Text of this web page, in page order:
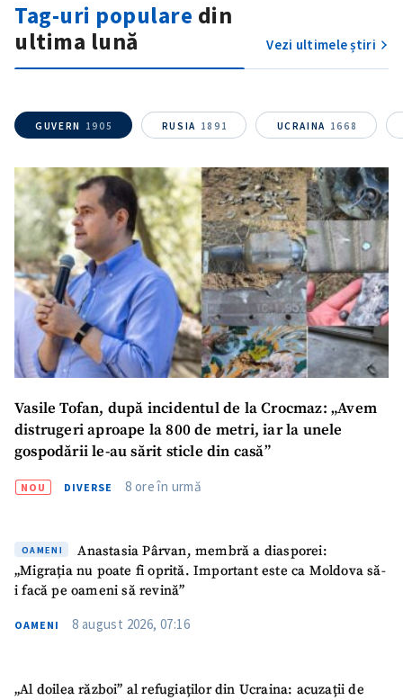
SUSȚINE
Tag-uri populare din
ultima lună
Vezi ultimele știri
GUVERN 1905 RUSIA 1891 UCRAINA 1668
Vasile Tofan, după incidentul de la Crocmaz: „Avem
distrugeri aproape la 800 de metri, iar la unele
gospodării le-au sărit sticle din casă”
NOU DIVERSE 8 ore în urmă
OAMENI
Anastasia Pârvan, membră a diasporei:
„Migrația nu poate fi oprită. Important este ca Moldova să-
i facă pe oameni să revină”
OAMENI 8 august 2026, 07:16
„Al doilea război” al refugiaților din Ucraina: acuzații de